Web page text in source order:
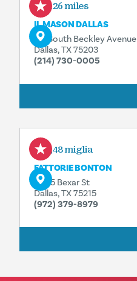
2.26 miles
IL MASON DALLAS
115 South Beckley Avenue
Dallas, TX 75203
(214) 730-0005
2,48 miglia
FATTORIE BONTON
6905 Bexar St
Dallas, TX 75215
(972) 379-8979